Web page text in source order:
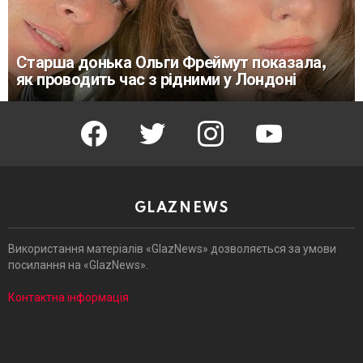
Старша донька Ольги Фреймут показала,
як проводить час з рідними у Лондоні
facebook twitter instagram youtube
GLAZNEWS
Використання матеріалів «GlazNews» дозволяється за умови
посилання на «GlazNews».
Контактна інформація